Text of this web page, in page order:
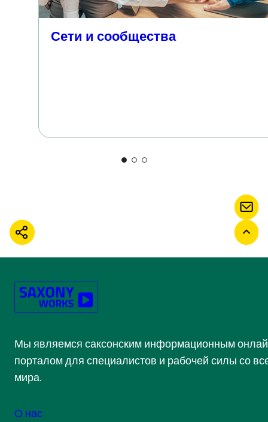
Сети и сообщества
ПОДЕЛИТЬСЯ
Мы являемся саксонским информационным
порталом для специалистов и рабочей силы со
мира.
О нас